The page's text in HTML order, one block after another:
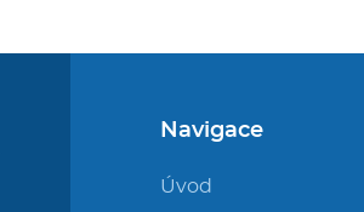
Navigace
Úvod